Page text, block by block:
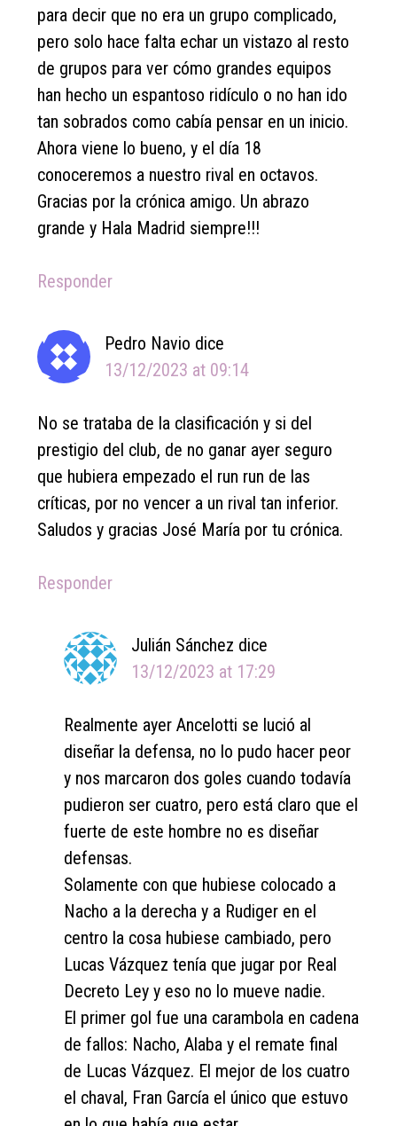
para decir que no era un grupo complicado,
pero solo hace falta echar un vistazo al resto
de grupos para ver cómo grandes equipos
han hecho un espantoso ridículo o no han ido
tan sobrados como cabía pensar en un inicio.
Ahora viene lo bueno, y el día 18
conoceremos a nuestro rival en octavos.
Gracias por la crónica amigo. Un abrazo
grande y Hala Madrid siempre!!!
Responder
Pedro Navio dice
13/12/2023 at 09:14
No se trataba de la clasificación y si del
prestigio del club, de no ganar ayer seguro
que hubiera empezado el run run de las
críticas, por no vencer a un rival tan inferior.
Saludos y gracias José María por tu crónica.
Responder
Julián Sánchez dice
13/12/2023 at 17:29
Realmente ayer Ancelotti se lució al
diseñar la defensa, no lo pudo hacer peor
y nos marcaron dos goles cuando todavía
pudieron ser cuatro, pero está claro que el
fuerte de este hombre no es diseñar
defensas.
Solamente con que hubiese colocado a
Nacho a la derecha y a Rudiger en el
centro la cosa hubiese cambiado, pero
Lucas Vázquez tenía que jugar por Real
Decreto Ley y eso no lo mueve nadie.
El primer gol fue una carambola en cadena
de fallos: Nacho, Alaba y el remate final
de Lucas Vázquez. El mejor de los cuatro
el chaval, Fran García el único que estuvo